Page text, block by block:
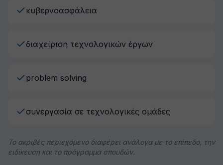
κυβερνοασφάλεια
διαχείριση τεχνολογικών έργων
problem solving
συνεργασία σε τεχνολογικές ομάδες
Το ακριβές περιεχόμενο διαφέρει ανάλογα με το επίπεδο, την
ειδίκευση και το πρόγραμμα σπουδών.